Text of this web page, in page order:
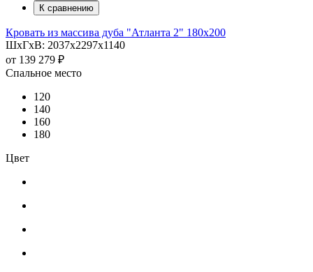
К сравнению
Кровать из массива дуба "Атланта 2" 180х200
ШхГхВ: 2037х2297х1140
от 139 279 ₽
Спальное место
120
140
160
180
Цвет